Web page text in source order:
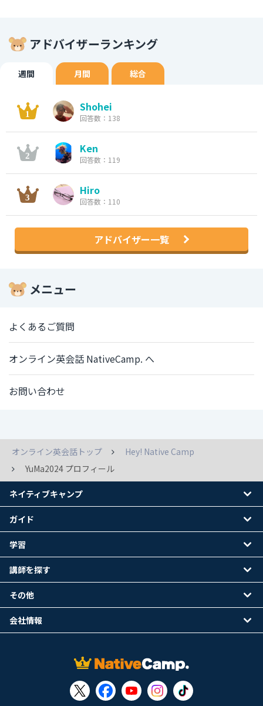
アドバイザーランキング
週間 月間 総合
Shohei
回答数：138
Ken
回答数：119
Hiro
回答数：110
アドバイザー一覧
メニュー
よくあるご質問
オンライン英会話 NativeCamp. へ
お問い合わせ
オンライン英会話トップ
Hey! Native Camp
YuMa2024 プロフィール
ネイティブキャンプ
ガイド
学習
講師を探す
その他
会社情報